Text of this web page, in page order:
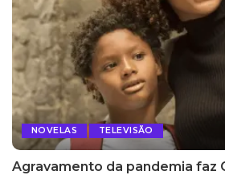
NOVELAS TELEVISÃO
Agravamento da pandemia faz